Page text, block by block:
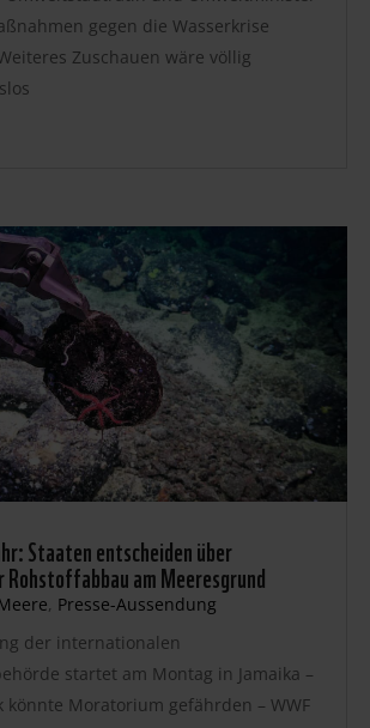
gegen die Wasserkrise
Zuschauen wäre völlig
Staaten entscheiden über
am Meeresgrund
, Presse-Aussendung
der internationalen
startet am Montag in Jamaika –
könnte Moratorium gefährden – WWF